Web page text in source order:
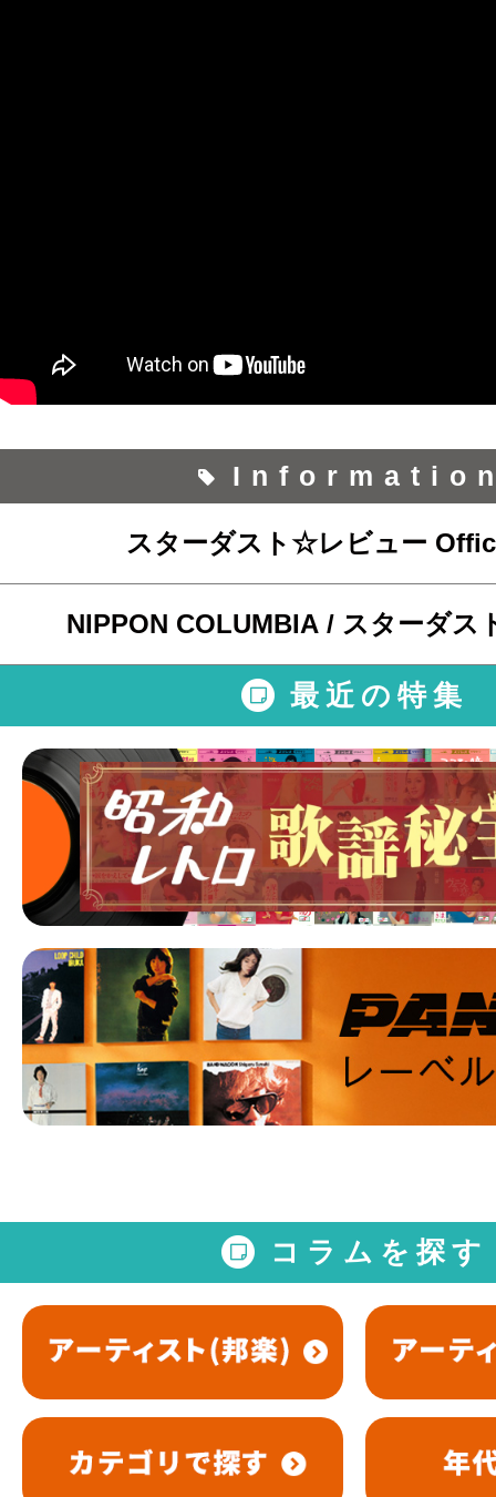
スターダスト☆レビュー
NIPPON COLUMBIA / スターダ
最近の特集
コラムを探す